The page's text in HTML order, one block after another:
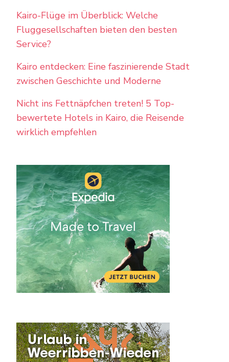
Kairo-Flüge im Überblick: Welche
Fluggesellschaften bieten den besten
Service?
Kairo entdecken: Eine faszinierende Stadt
zwischen Geschichte und Moderne
Nicht ins Fettnäpfchen treten! 5 Top-
bewertete Hotels in Kairo, die Reisende
wirklich empfehlen